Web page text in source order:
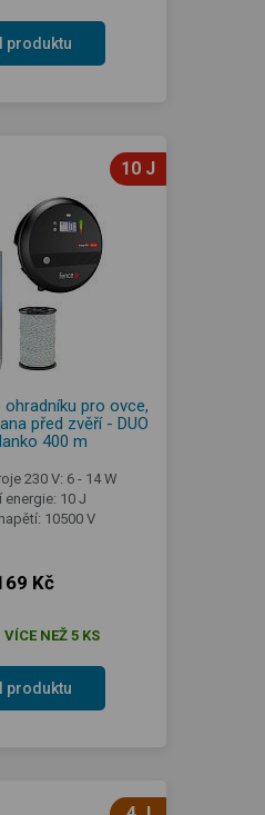
produktu
10 J
pro ovce,
před zvěří - DUO
400 m
230 V: 6 - 14 W
energie: 10 J
10500 V
Kč
VÍCE NEŽ 5 KS
produktu